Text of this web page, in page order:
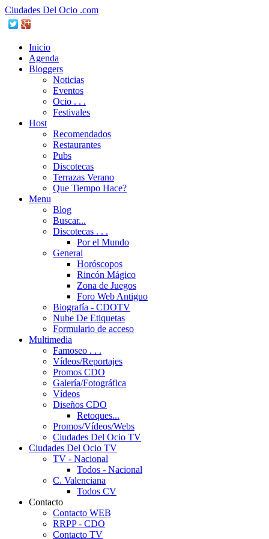
Ciudades Del Ocio .com
Inicio
Agenda
Bloggers
Noticias
Eventos
Ocio . . .
Festivales
Host
Recomendados
Restaurantes
Pubs
Discotecas
Terrazas Verano
Que Tiempo Hace?
Menu
Blog
Buscar...
Discotecas . . .
Por el Mundo
General
Horóscopos
Rincón Mágico
Zona de Juegos
Foro Web Antiguo
Biografía - CDOTV
Nube De Etiquetas
Formulario de acceso
Multimedia
Famoseo . . .
Vídeos/Reportajes
Promos CDO
Galería/Fotográfica
Vídeos
Diseños CDO
Retoques...
Promos/Vídeos/Webs
Ciudades Del Ocio TV
Ciudades Del Ocio TV
TV - Nacional
Todos - Nacional
C. Valenciana
Todos CV
Contacto
Contacto WEB
RRPP - CDO
Contacto TV